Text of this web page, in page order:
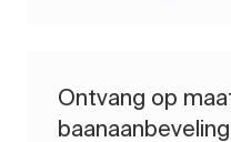
Ontvang op